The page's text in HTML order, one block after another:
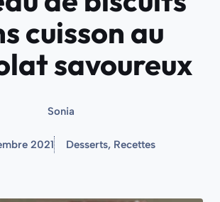
cuisson au
savoureux
Sonia
2021 Desserts, Recettes